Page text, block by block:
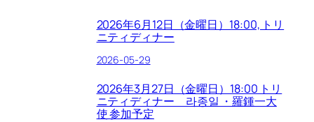
2026年6月12日（金曜日）18:00, トリ
ニティディナー
2026-05-29
2026年3月27日（金曜日）18:00 トリ
ニティディナー 라종일 ・羅鍾一大
使 参加予定